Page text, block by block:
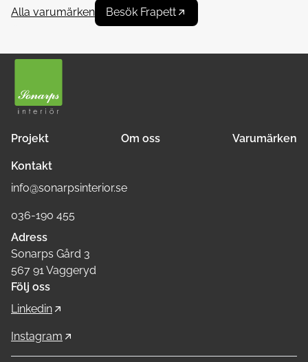
Alla varumärken
Besök Frapett
Projekt Om oss Varumärken
Kontakt
info@sonarpsinterior.se
036-190 455
Adress
Sonarps Gård 3
567 91 Vaggeryd
Följ oss
Linkedin
Instagram